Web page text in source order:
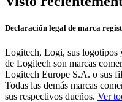
Declaración legal de marca
Logitech, Logi, sus logotipos
de Logitech son marcas
Logitech Europe S.A. o sus
Todas las demás marcas
sus respectivos dueños. Ver